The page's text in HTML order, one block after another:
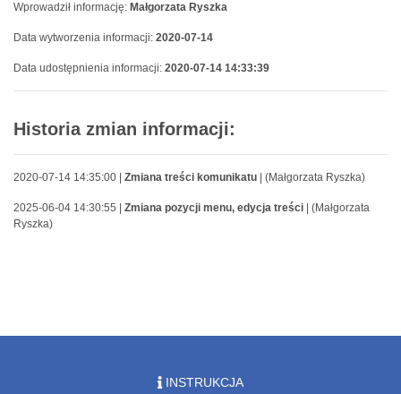
Wprowadził informację: Małgorzata Ryszka
Data wytworzenia informacji: 2020-07-14
Data udostępnienia informacji: 2020-07-14 14:33:39
Historia zmian informacji:
2020-07-14 14:35:00 | Zmiana treści komunikatu | (Małgorzata Ryszka)
2025-06-04 14:30:55 | Zmiana pozycji menu, edycja treści | (Małgorzata
Ryszka)
INSTRUKCJA